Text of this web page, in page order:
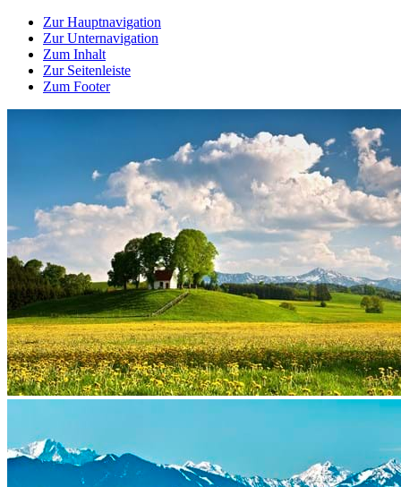
Zur Hauptnavigation
Zur Unternavigation
Zum Inhalt
Zur Seitenleiste
Zum Footer